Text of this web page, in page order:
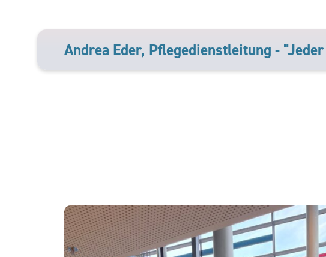
Andrea Eder, Pflegedienstleitung -